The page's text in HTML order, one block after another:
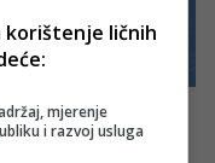
korištenje ličnih
mjerenje
i razvoj usluga